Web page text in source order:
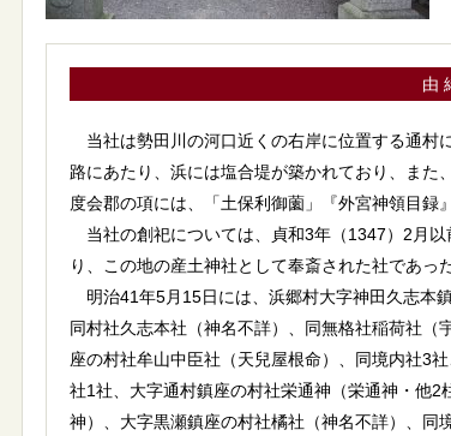
由
当社は勢田川の河口近くの右岸に位置する通村
路にあたり、浜には塩合堤が築かれており、ま
度会郡の項には、「土保利御薗」『外宮神領目録
当社の創祀については、貞和3年（1347）2月
り、この地の産土神社として奉斎された社であった
明治41年5月15日には、浜郷村大字神田久志本
同村社久志本社（神名不詳）、同無格社稲荷社
座の村社牟山中臣社（天兒屋根命）、同境内社3
社1社、大字通村鎮座の村社栄通神（栄通神・他
神）、大字黒瀬鎮座の村社橘社（神名不詳）、同